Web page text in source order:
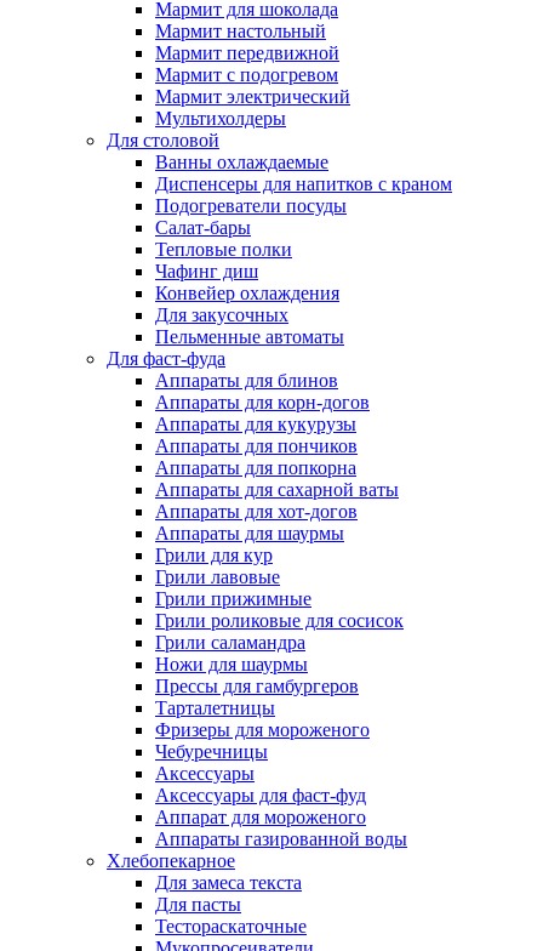
Мармит для шоколада
Мармит настольный
Мармит передвижной
Мармит с подогревом
Мармит электрический
Мультихолдеры
Для столовой
Ванны охлаждаемые
Диспенсеры для напитков с краном
Подогреватели посуды
Салат-бары
Тепловые полки
Чафинг диш
Конвейер охлаждения
Для закусочных
Пельменные автоматы
Для фаст-фуда
Аппараты для блинов
Аппараты для корн-догов
Аппараты для кукурузы
Аппараты для пончиков
Аппараты для попкорна
Аппараты для сахарной ваты
Аппараты для хот-догов
Аппараты для шаурмы
Грили для кур
Грили лавовые
Грили прижимные
Грили роликовые для сосисок
Грили саламандра
Ножи для шаурмы
Прессы для гамбургеров
Тарталетницы
Фризеры для мороженого
Чебуречницы
Аксессуары
Аксессуары для фаст-фуд
Аппарат для мороженого
Аппараты газированной воды
Хлебопекарное
Для замеса текста
Для пасты
Тестораскаточные